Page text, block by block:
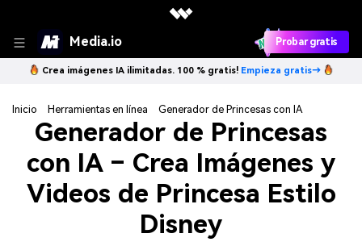
Media.io Probar gratis
Crea imágenes IA ilimitadas. 100 % gratis! Empieza gratis→
Inicio Herramientas en línea Generador de Princesas con IA
Generador de Princesas
con IA – Crea Imágenes y
Videos de Princesa Estilo
Disney